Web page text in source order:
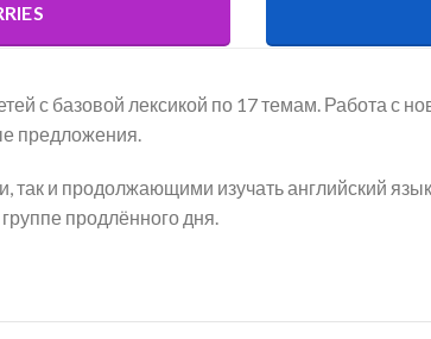
с базовой лексикой по 17 темам. Работа с
предложения.
и продолжающими изучать английский
продлённого дня.